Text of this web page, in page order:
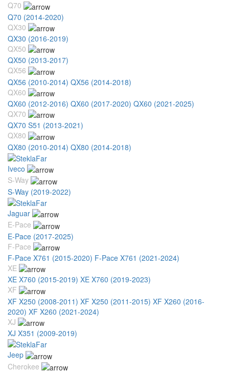
Q70
Q70 (2014-2020)
QX30
QX30 (2016-2019)
QX50
QX50 (2013-2017)
QX56
QX56 (2010-2014) QX56 (2014-2018)
QX60
QX60 (2012-2016) QX60 (2017-2020) QX60 (2021-2025)
QX70
QX70 S51 (2013-2021)
QX80
QX80 (2010-2014) QX80 (2014-2018)
Iveco
S-Way
S-Way (2019-2022)
Jaguar
E-Pace
E-Pace (2017-2025)
F-Pace
F-Pace X761 (2015-2020) F-Pace X761 (2021-2024)
XE
XE X760 (2015-2019) XE X760 (2019-2023)
XF
XF X250 (2008-2011) XF X250 (2011-2015) XF X260 (2016-
2020) XF X260 (2021-2024)
XJ
XJ X351 (2009-2019)
Jeep
Cherokee